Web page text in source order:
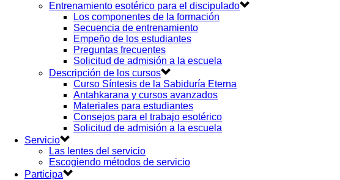
Entrenamiento esotérico para el discipulado
Los componentes de la formación
Secuencia de entrenamiento
Empeño de los estudiantes
Preguntas frecuentes
Solicitud de admisión a la escuela
Descripción de los cursos
Curso Síntesis de la Sabiduría Eterna
Antahkarana y cursos avanzados
Materiales para estudiantes
Consejos para el trabajo esotérico
Solicitud de admisión a la escuela
Servicio
Las lentes del servicio
Escogiendo métodos de servicio
Participa